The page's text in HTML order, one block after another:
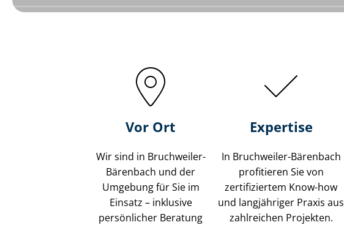
Vor Ort
Wir sind in Bruchweiler-
Bärenbach und der
Umgebung für Sie im
Einsatz – inklusive
persönlicher Beratung
Expertise
In Bruchweiler-Bärenbach
profitieren Sie von
zertifiziertem Know-how
und langjähriger Praxis aus
zahlreichen Projekten.